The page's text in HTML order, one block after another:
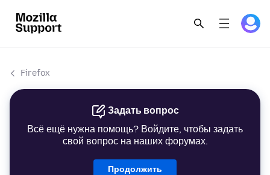
Firefox
Задать вопрос
Всё ещё нужна помощь? Войдите, чтобы задать
свой вопрос на наших форумах.
Продолжить